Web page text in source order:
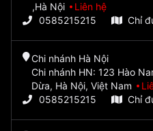
,Hà Nội
Liên hệ
0585215215
Chỉ
Chi nhánh Hà Nội
Chi nhánh HN: 123 Hào
Dừa, Hà Nội, Việt Nam
0585215215
Chỉ